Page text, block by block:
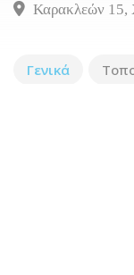
Καρακλεών 15,
Γενικά